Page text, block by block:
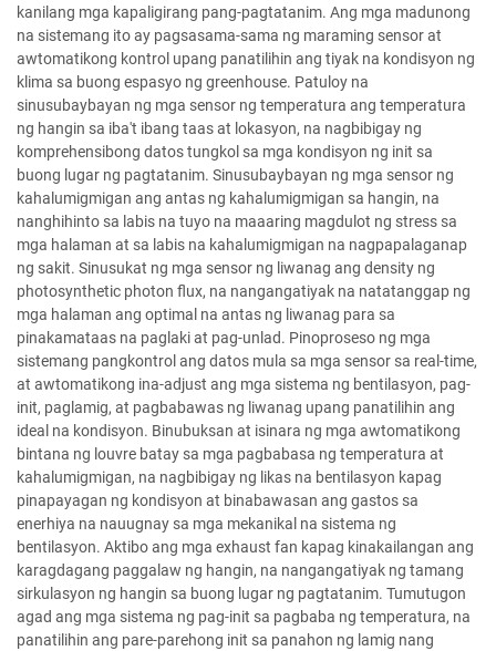
kanilang mga kapaligirang pang-pagtatanim. Ang mga madunong
na sistemang ito ay pagsasama-sama ng maraming sensor at
awtomatikong kontrol upang panatilihin ang tiyak na kondisyon ng
klima sa buong espasyo ng greenhouse. Patuloy na
sinusubaybayan ng mga sensor ng temperatura ang temperatura
ng hangin sa iba't ibang taas at lokasyon, na nagbibigay ng
komprehensibong datos tungkol sa mga kondisyon ng init sa
buong lugar ng pagtatanim. Sinusubaybayan ng mga sensor ng
kahalumigmigan ang antas ng kahalumigmigan sa hangin, na
nanghihinto sa labis na tuyo na maaaring magdulot ng stress sa
mga halaman at sa labis na kahalumigmigan na nagpapalaganap
ng sakit. Sinusukat ng mga sensor ng liwanag ang density ng
photosynthetic photon flux, na nangangatiyak na natatanggap ng
mga halaman ang optimal na antas ng liwanag para sa
pinakamataas na paglaki at pag-unlad. Pinoproseso ng mga
sistemang pangkontrol ang datos mula sa mga sensor sa real-time,
at awtomatikong ina-adjust ang mga sistema ng bentilasyon, pag-
init, paglamig, at pagbabawas ng liwanag upang panatilihin ang
ideal na kondisyon. Binubuksan at isinara ng mga awtomatikong
bintana ng louvre batay sa mga pagbabasa ng temperatura at
kahalumigmigan, na nagbibigay ng likas na bentilasyon kapag
pinapayagan ng kondisyon at binabawasan ang gastos sa
enerhiya na nauugnay sa mga mekanikal na sistema ng
bentilasyon. Aktibo ang mga exhaust fan kapag kinakailangan ang
karagdagang paggalaw ng hangin, na nangangatiyak ng tamang
sirkulasyon ng hangin sa buong lugar ng pagtatanim. Tumutugon
agad ang mga sistema ng pag-init sa pagbaba ng temperatura, na
panatilihin ang pare-parehong init sa panahon ng lamig nang